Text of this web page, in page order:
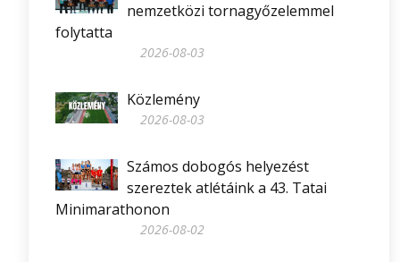
nemzetközi tornagyőzelemmel
folytatta
2026-08-03
Közlemény
2026-08-03
Számos dobogós helyezést
szereztek atlétáink a 43. Tatai
Minimarathonon
2026-08-02